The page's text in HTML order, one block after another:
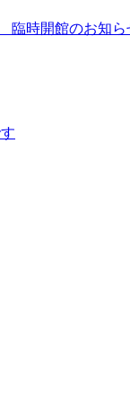
臨時開館のお知ら